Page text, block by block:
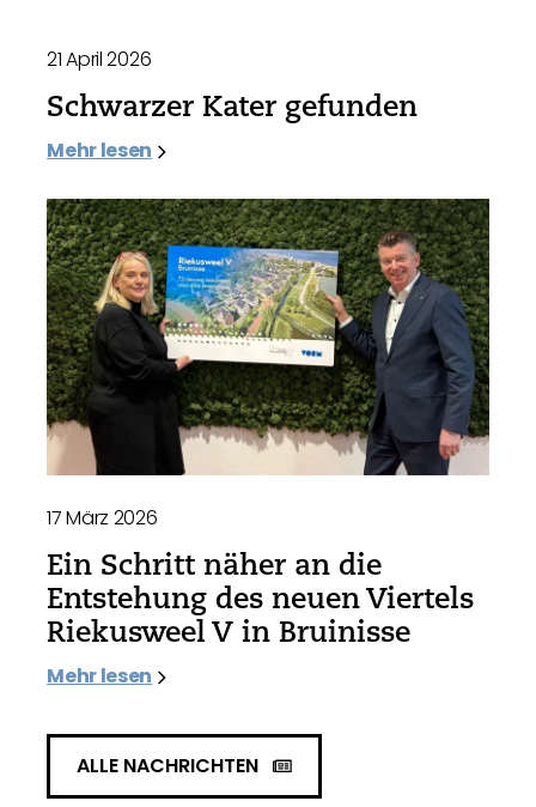
21 April 2026
Schwarzer Kater gefunden
Mehr lesen
17 März 2026
Ein Schritt näher an die
Entstehung des neuen Viertels
Riekusweel V in Bruinisse
Mehr lesen
ALLE NACHRICHTEN